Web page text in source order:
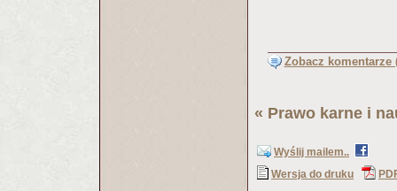
Zobacz komentarze
« Prawo karne i
Wyślij mailem..
Wersja do druku